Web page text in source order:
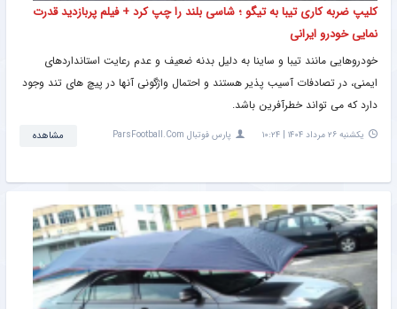
کلیپ ضربه کاری تیبا به تیگو ؛ شاسی بلند را چپ کرد + فیلم پربازدید قدرت
نمایی خودرو ایرانی
خودروهایی مانند تیبا و ساینا به دلیل بدنه ضعیف و عدم رعایت استانداردهای
ایمنی، در تصادفات آسیب‌ پذیر هستند و احتمال واژگونی آنها در پیچ‌ های تند وجود
دارد که می تواند خطرآفرین باشد.
یکشنبه ۲۶ مرداد ۱۴۰۴ | ۱۰:۲۴ پارس فوتبال ParsFootball.Com مشاهده